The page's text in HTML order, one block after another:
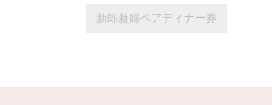
新郎新婦ペアディナー券